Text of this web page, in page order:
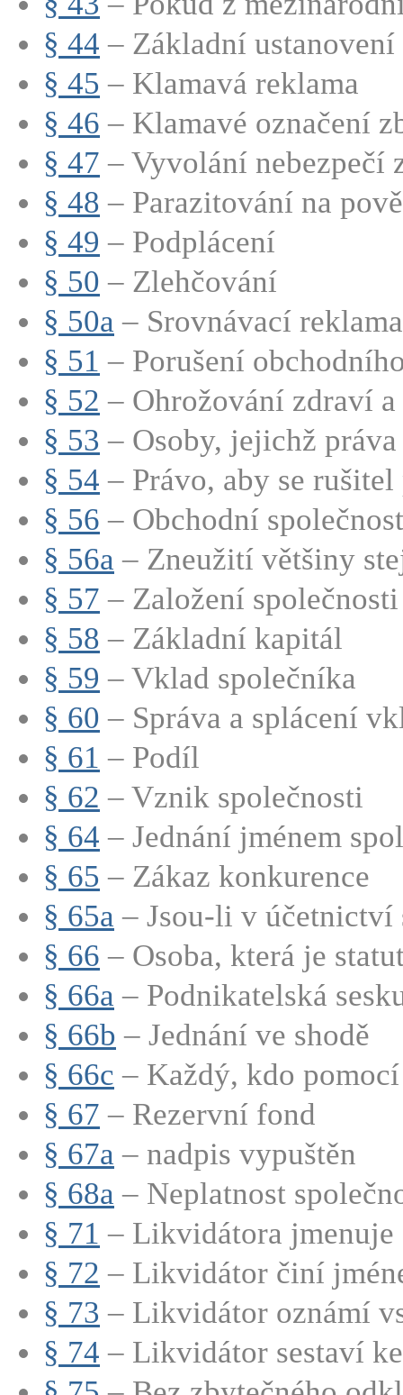
§ 44 – Základní ustanovení
§ 45 – Klamavá reklama
§ 46 – Klamavé označení
§ 47 – Vyvolání nebezpečí
§ 48 – Parazitování na
§ 49 – Podplácení
§ 50 – Zlehčování
§ 50a – Srovnávací reklama
§ 51 – Porušení
§ 52 – Ohrožování zdraví
§ 53 – Osoby, jejichž
§ 54 – Právo, aby se
§ 56 – Obchodní
§ 56a – Zneužití většiny
§ 57 – Založení společnosti
§ 58 – Základní kapitál
§ 59 – Vklad společníka
§ 60 – Správa a splácení
§ 61 – Podíl
§ 62 – Vznik společnosti
§ 64 – Jednání jménem
§ 65 – Zákaz konkurence
§ 65a – Jsou-li v účetnictví
§ 66 – Osoba, která je
§ 66a – Podnikatelská
§ 66b – Jednání ve shodě
§ 66c – Každý, kdo
§ 67 – Rezervní fond
§ 67a – nadpis vypuštěn
§ 68a – Neplatnost
§ 71 – Likvidátora jmenuje
§ 72 – Likvidátor činí
§ 73 – Likvidátor oznámí
§ 74 – Likvidátor sestaví